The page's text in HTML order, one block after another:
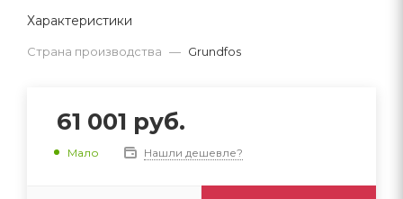
Характеристики
Страна производства — Grundfos
61 001 руб.
Мало Нашли дешевле?